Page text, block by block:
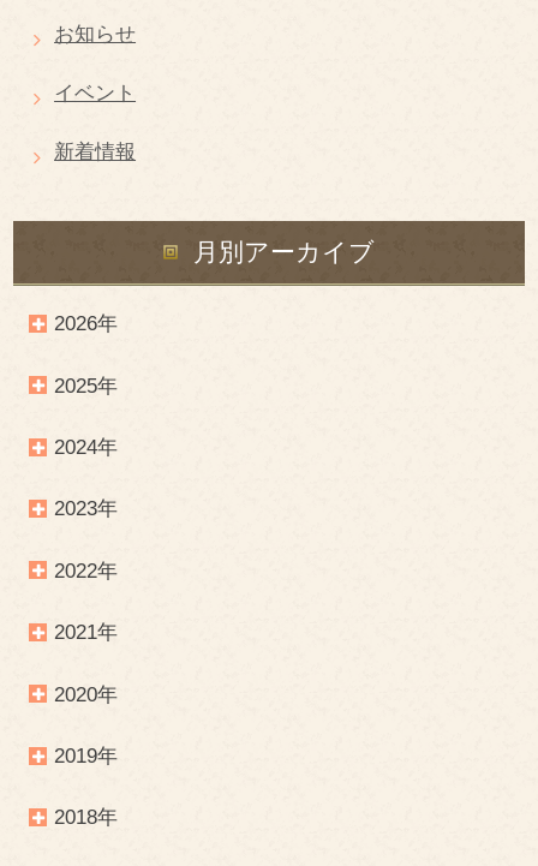
お知らせ
イベント
新着情報
月別アーカイブ
2026年
2025年
2024年
2023年
2022年
2021年
2020年
2019年
2018年